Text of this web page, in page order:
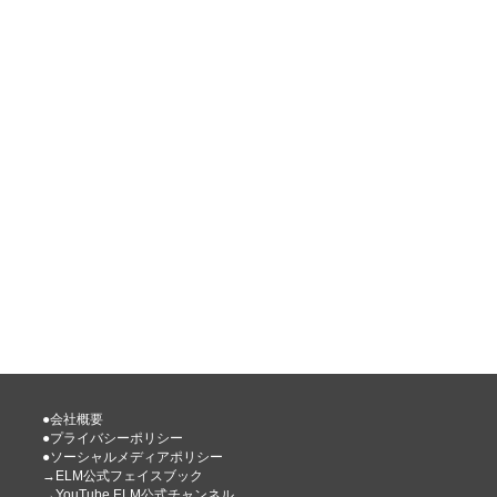
●会社概要
●プライバシーポリシー
●ソーシャルメディアポリシー
→ELM公式フェイスブック